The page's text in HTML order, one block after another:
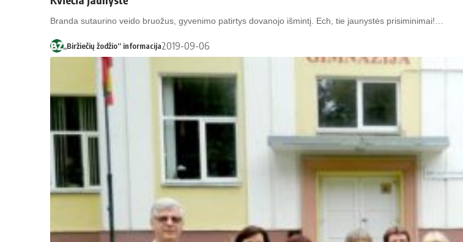
Bran­da su­tau­ri­no vei­do bruo­žus, gy­ve­ni­mo pa­tir­tys do­va­no­jo iš­min­tį. Ech, tie jau­nys­tės pri­si­mi­ni­mai!…
„Biržiečių žodžio“ informacija2019-09-06